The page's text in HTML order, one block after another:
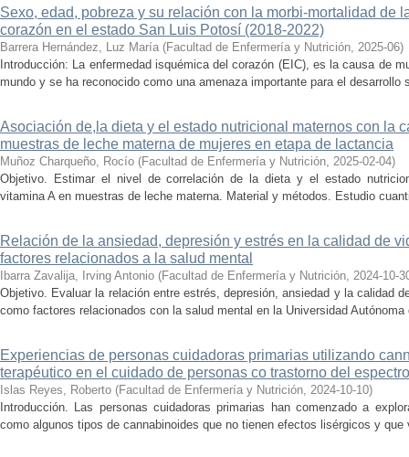
Sexo, edad, pobreza y su relación con la morbi-mortalidad de
corazón en el estado San Luis Potosí (2018-2022)
Barrera Hernández, Luz María (Facultad de Enfermería y Nutrición, 2025-06)
Introducción: La enfermedad isquémica del corazón (EIC), es la causa de
mundo y se ha reconocido como una amenaza importante para el
Asociación de,la dieta y el estado nutricional maternos con la
muestras de leche materna de mujeres en etapa de lactancia
Muñoz Charqueño, Rocío (Facultad de Enfermería y Nutrición, 2025-02-04)
Objetivo. Estimar el nivel de correlación de la dieta y el estado
vitamina A en muestras de leche materna. Material y métodos. Estudio
Relación de la ansiedad, depresión y estrés en la calidad de
factores relacionados a la salud mental
Ibarra Zavalija, Irving Antonio (Facultad de Enfermería y Nutrición, 2024-10-
Objetivo. Evaluar la relación entre estrés, depresión, ansiedad y la calidad
como factores relacionados con la salud mental en la Universidad
Experiencias de personas cuidadoras primarias utilizando
terapéutico en el cuidado de personas co trastorno del
Islas Reyes, Roberto (Facultad de Enfermería y Nutrición, 2024-10-10)
Introducción. Las personas cuidadoras primarias han comenzado a
como algunos tipos de cannabinoides que no tienen efectos lisérgicos y